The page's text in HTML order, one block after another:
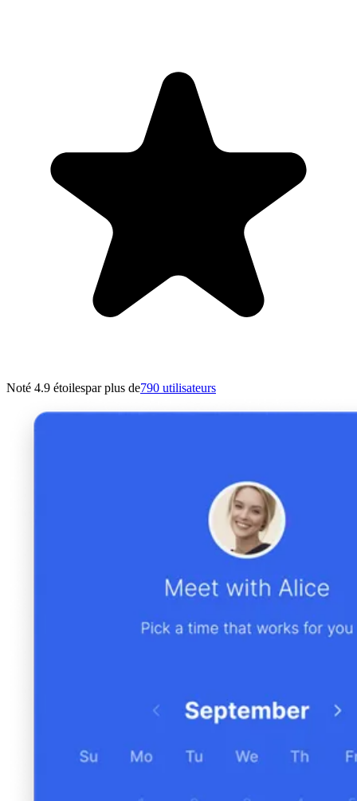
Noté 4.9 étoilespar plus de790 utilisateurs